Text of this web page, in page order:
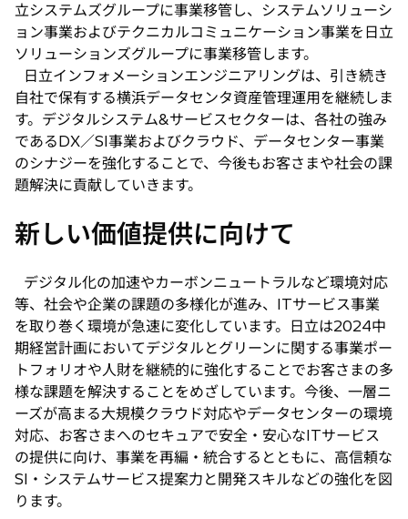
立システムズグループに事業移管し、システムソリューシ
ョン事業およびテクニカルコミュニケーション事業を日立
ソリューションズグループに事業移管します。
日立インフォメーションエンジニアリングは、引き続き
自社で保有する横浜データセンタ資産管理運用を継続しま
す。デジタルシステム&サービスセクターは、各社の強み
であるDX／SI事業およびクラウド、データセンター事業
のシナジーを強化することで、今後もお客さまや社会の課
題解決に貢献していきます。
新しい価値提供に向けて
デジタル化の加速やカーボンニュートラルなど環境対応
等、社会や企業の課題の多様化が進み、ITサービス事業
を取り巻く環境が急速に変化しています。日立は2024中
期経営計画においてデジタルとグリーンに関する事業ポー
トフォリオや人財を継続的に強化することでお客さまの多
様な課題を解決することをめざしています。今後、一層ニ
ーズが高まる大規模クラウド対応やデータセンターの環境
対応、お客さまへのセキュアで安全・安心なITサービス
の提供に向け、事業を再編・統合するとともに、高信頼な
SI・システムサービス提案力と開発スキルなどの強化を図
ります。